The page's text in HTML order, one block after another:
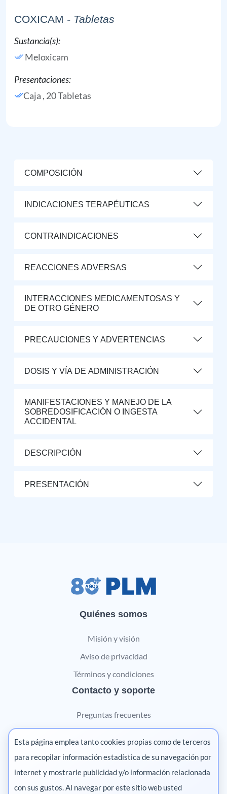
COXICAM - Tabletas
Sustancia(s):
Meloxicam
Presentaciones:
Caja , 20 Tabletas
COMPOSICIÓN
INDICACIONES TERAPÉUTICAS
CONTRAINDICACIONES
REACCIONES ADVERSAS
INTERACCIONES MEDICAMENTOSAS Y
DE OTRO GÉNERO
PRECAUCIONES Y ADVERTENCIAS
DOSIS Y VÍA DE ADMINISTRACIÓN
MANIFESTACIONES Y MANEJO DE LA
SOBREDOSIFICACIÓN O INGESTA
ACCIDENTAL
DESCRIPCIÓN
PRESENTACIÓN
Quiénes somos
Misión y visión
Aviso de privacidad
Términos y condiciones
Contacto y soporte
Preguntas frecuentes
Contáctanos
Marketing digital
Pharma
Esta página emplea tanto cookies propias como de terceros
para recopilar información estadística de su navegación por
internet y mostrarle publicidad y/o información relacionada
con sus gustos. Al navegar por este sitio web usted